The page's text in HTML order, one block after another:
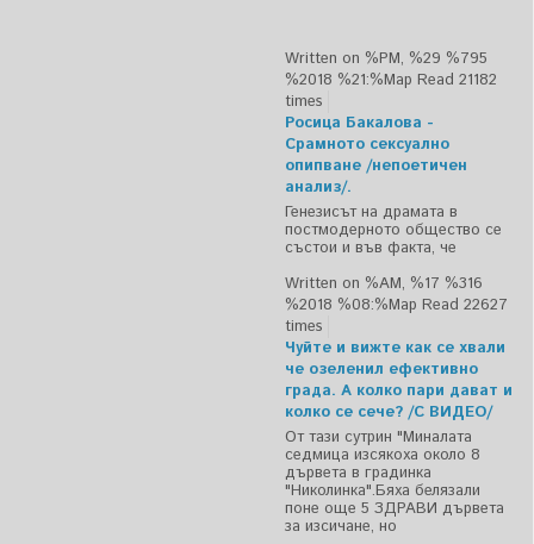
Written on %PM, %29 %795
%2018 %21:%Мар Read 21182
times
Росица Бакалова -
Срамното сексуално
опипване /непоетичен
анализ/.
Генезисът на драмата в
постмодерното общество се
състои и във факта, че
Written on %AM, %17 %316
%2018 %08:%Мар Read 22627
times
Чуйте и вижте как се хвали
че озеленил ефективно
града. А колко пари дават и
колко се сече? /С ВИДЕО/
От тази сутрин "Миналата
седмица изсякоха около 8
дървета в градинка
"Николинка".Бяха белязали
поне още 5 ЗДРАВИ дървета
за изсичане, но